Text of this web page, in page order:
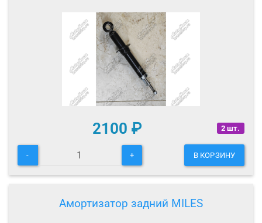
2 шт.
2100 ₽
- + В КОРЗИНУ
Амортизатор задний MILES